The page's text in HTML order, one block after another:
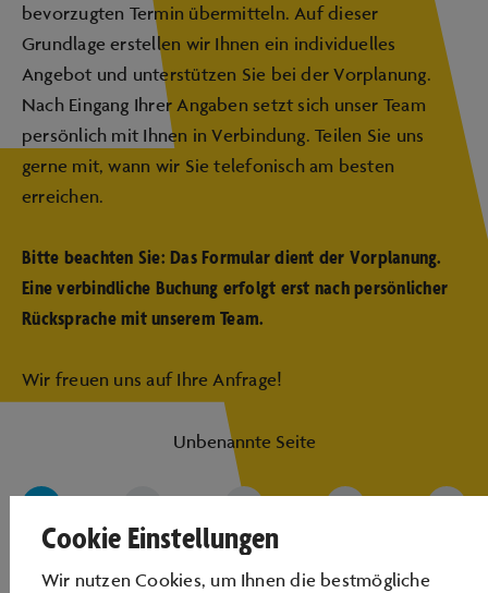
bevorzugten Termin übermitteln. Auf dieser
Grundlage erstellen wir Ihnen ein individuelles
Angebot und unterstützen Sie bei der Vorplanung.
Nach Eingang Ihrer Angaben setzt sich unser Team
persönlich mit Ihnen in Verbindung. Teilen Sie uns
gerne mit, wann wir Sie telefonisch am besten
erreichen.
Bitte beachten Sie: Das Formular dient der Vorplanung.
Eine verbindliche Buchung erfolgt erst nach persönlicher
Rücksprache mit unserem Team.
Wir freuen uns auf Ihre Anfrage!
Unbenannte Seite
Cookie Einstellungen
Wir nutzen Cookies, um Ihnen die bestmögliche